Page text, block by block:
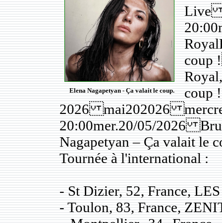
Elena Nagapetyan - Ça valait le coup.
Live
coup
coup
2026 mai202026
20:00mer.20/05/2026
Nagapetyan – Ça valait le
Tournée à l'international :
- St Dizier, 52, France,
- Toulon, 83, France,